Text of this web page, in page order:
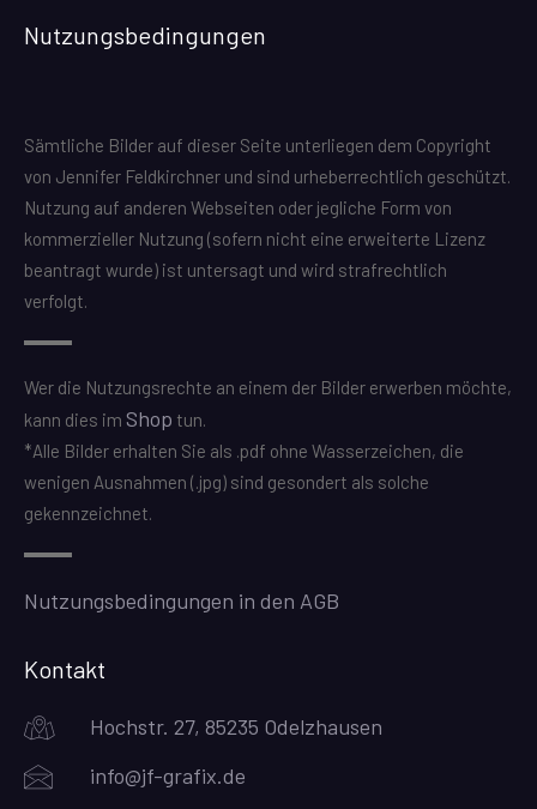
Nutzungsbedingungen
Sämtliche Bilder auf dieser Seite unterliegen dem Copyright
von Jennifer Feldkirchner und sind urheberrechtlich geschützt.
Nutzung auf anderen Webseiten oder jegliche Form von
kommerzieller Nutzung (sofern nicht eine erweiterte Lizenz
beantragt wurde) ist untersagt und wird strafrechtlich
verfolgt.
Wer die Nutzungsrechte an einem der Bilder erwerben möchte,
kann dies im Shop tun.
*Alle Bilder erhalten Sie als .pdf ohne Wasserzeichen, die
wenigen Ausnahmen (.jpg) sind gesondert als solche
gekennzeichnet.
Nutzungsbedingungen in den AGB
Kontakt
Hochstr. 27, 85235 Odelzhausen
info@jf-grafix.de